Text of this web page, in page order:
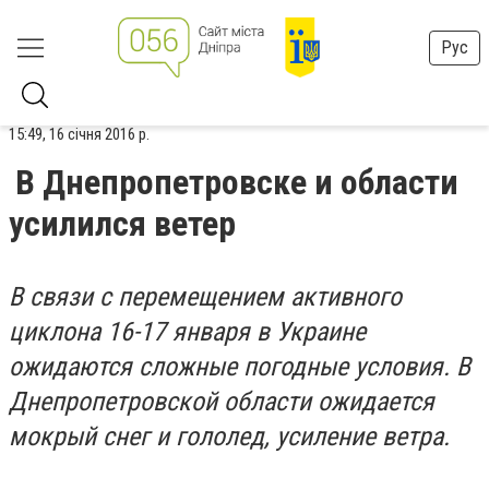
Рус
15:49, 16 січня 2016 р.
В Днепропетровске и области
усилился ветер
В связи с перемещением активного
циклона 16-17 января в Украине
ожидаются сложные погодные условия. В
Днепропетровской области ожидается
мокрый снег и гололед, усиление ветра.